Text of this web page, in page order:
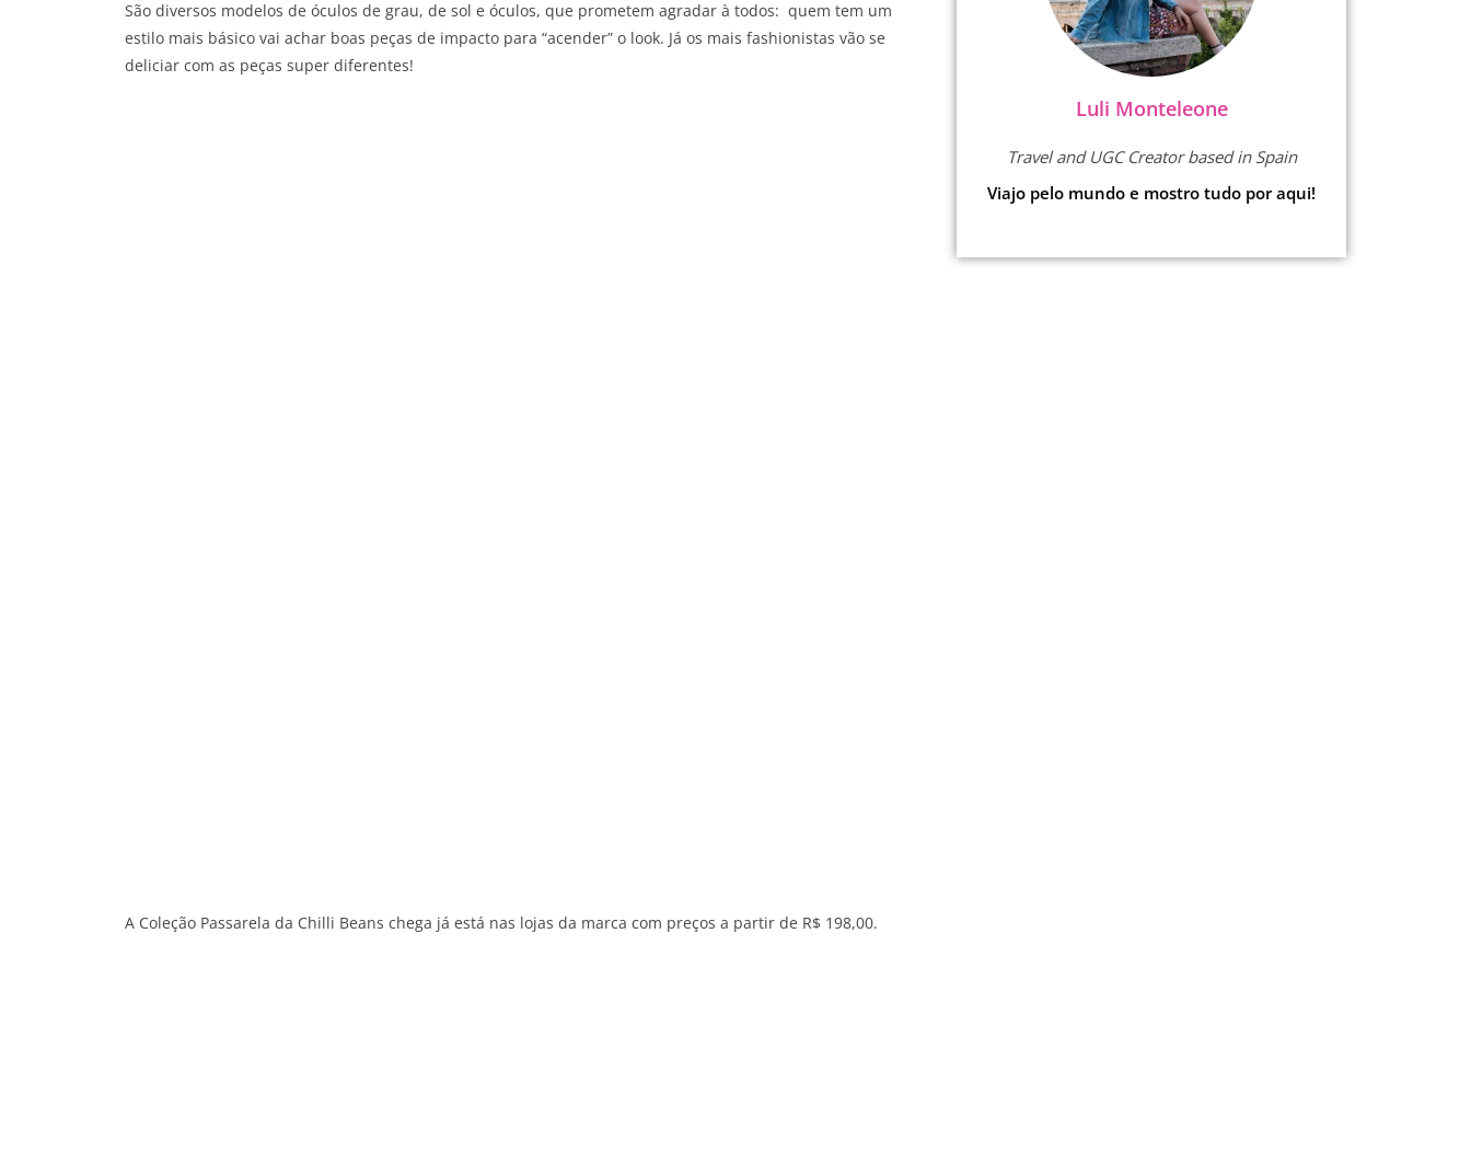
São diversos modelos de óculos de grau, de sol e óculos, que prometem agradar à todos: quem tem um
estilo mais básico vai achar boas peças de impacto para “acender” o look. Já os mais fashionistas vão se
deliciar com as peças super diferentes!
A Coleção Passarela da Chilli Beans chega já está nas lojas da marca com preços a partir de R$ 198,00.
Luli Monteleone
Travel and UGC Creator based in Spain
Viajo pelo mundo e mostro tudo por aqui!